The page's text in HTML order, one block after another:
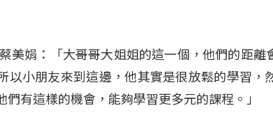
美娟：「大哥哥大姐姐的這一個，他們的距
以小朋友來到這邊，他其實是很放鬆的學習
們有這樣的機會，能夠學習更多元的課程。」